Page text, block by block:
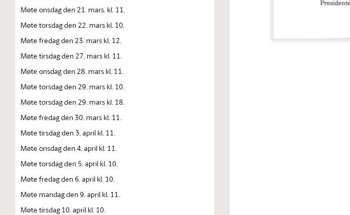
Møte onsdag den 21. mars. kl. 11.
Møte torsdag den 22. mars kl. 10.
Møte fredag den 23. mars kl. 12.
Møte tirsdag den 27. mars kl. 11.
Møte onsdag den 28. mars kl. 11.
Møte torsdag den 29. mars kl. 10.
Møte torsdag den 29. mars kl. 18.
Møte fredag den 30. mars kl. 11.
Møte tirsdag den 3. april kl. 11.
Møte onsdag den 4. april kl. 11.
Møte torsdag den 5. april kl. 10.
Møte fredag den 6. april kl. 10.
Møte mandag den 9. april kl. 11.
Møte tirsdag 10. april kl. 10.